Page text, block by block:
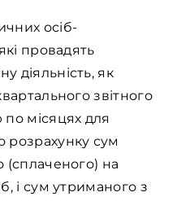
осіб-
провадять
діяльність, як
звітного
місяцях для
розрахунку сум
(сплаченого) на
і сум утриманого з